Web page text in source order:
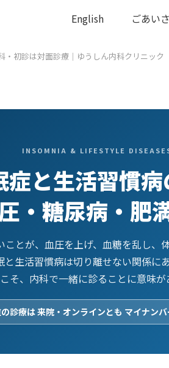
English ごあい
・初診は対面診療｜ゆうしん内科クリニック
INSOMNIA & LIFESTYLE
症と生活習慣
・糖尿病・肥
ことが、血圧を上げ、血糖を乱し、
と生活習慣病は切り離せない関係にあ
そ、内科で一緒に診ることに意味が
診療は 来院・オンラインとも マイナン